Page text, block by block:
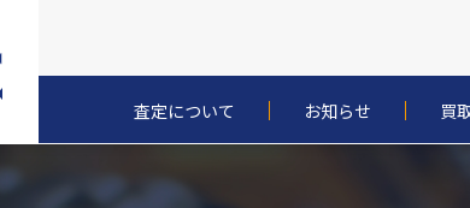
査定について お知らせ 買